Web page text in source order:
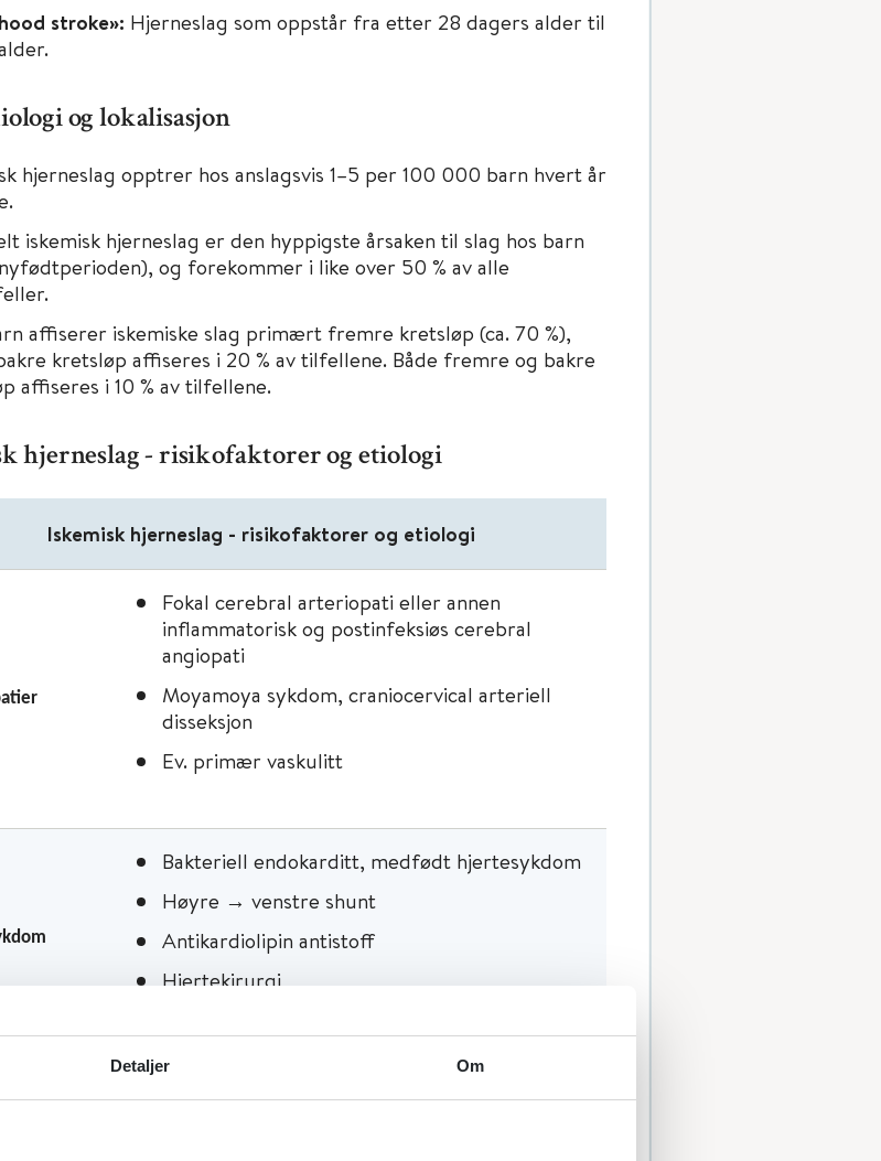
Detaljer Om
stroke»: Hjerneslag som oppstår fra etter 28 dagers alder til
og lokalisasjon
hjerneslag opptrer hos anslagsvis 1–5 per 100 000 barn hvert år
iskemisk hjerneslag er den hyppigste årsaken til slag hos barn
og forekommer i like over 50 % av alle
affiserer iskemiske slag primært fremre kretsløp (ca. 70 %),
kretsløp affiseres i 20 % av tilfellene. Både fremre og bakre
affiseres i 10 % av tilfellene.
hjerneslag - risikofaktorer og etiologi
Iskemisk hjerneslag - risikofaktorer og etiologi
Fokal cerebral arteriopati eller annen
inflammatorisk og postinfeksiøs cerebral
angiopati
Moyamoya sykdom, craniocervical arteriell
disseksjon
Ev. primær vaskulitt
Bakteriell endokarditt, medfødt hjertesykdom
Høyre → venstre shunt
Antikardiolipin antistoff
Hjertekirurgi